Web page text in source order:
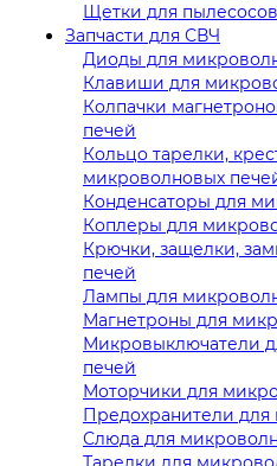
Щетки для пылесосов
Запчасти для СВЧ
Диоды для
Клавиши для
Колпачки
печей
Кольцо тарелки,
микроволновых
Конденсаторы для
Коплеры для
Крючки, защелки,
печей
Лампы для
Магнетроны для
Микровыключатели
печей
Моторчики для
Предохранители
Слюда для